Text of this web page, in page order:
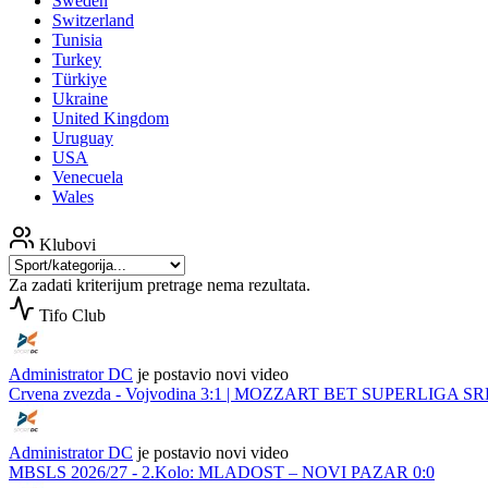
Switzerland
Tunisia
Turkey
Türkiye
Ukraine
United Kingdom
Uruguay
USA
Venecuela
Wales
Klubovi
Za zadati kriterijum pretrage nema rezultata.
Tifo Club
Administrator DC je postavio novi video
Crvena zvezda - Vojvodina 3:1 | MOZZART BET SUPERLIGA
Administrator DC je postavio novi video
MBSLS 2026/27 - 2.Kolo: MLADOST – NOVI PAZAR 0:0